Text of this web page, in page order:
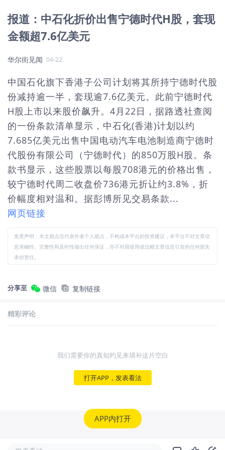
报道：中石化折价出售宁德时代H股，套现
金额超7.6亿美元
华尔街见闻 04-22
中国石化旗下香港子公司计划将其所持宁德时代股
份减持逾一半，套现逾7.6亿美元。此前宁德时代
H股上市以来股价飙升。4月22日，据路透社查阅
的一份条款清单显示，中石化(香港)计划以约
7.685亿美元出售中国电动汽车电池制造商宁德时
代股份有限公司（宁德时代）的850万股H股。条
款书显示，这些股票以每股708港元的价格出售，
较宁德时代周二收盘价736港元折让约3.8%，折
价幅度相对温和。据彭博所见交易条款...
网页链接
免责声明：本文观点仅代表作者个人观点，不构成本平台的投资建议，本平台不对文章信
息准确性、完整性和及时性做出任何保证，亦不对因使用或信赖文章信息引发的任何损失
承担责任。
分享至 微信 复制链接
精彩评论
我们需要你的真知灼见来填补这片空白
打开APP，发表看法
APP内打开